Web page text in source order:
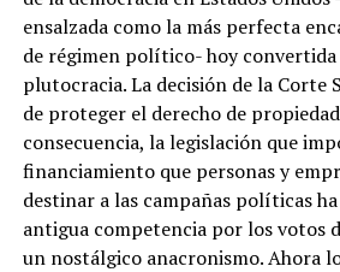
ensalzada como la más perfecta
de régimen político- hoy convertida
plutocracia. La decisión de la Corte
de proteger el derecho de
consecuencia, la legislación que
financiamiento que personas y
destinar a las campañas políticas
antigua competencia por los votos
un nostálgico anacronismo. Ahora